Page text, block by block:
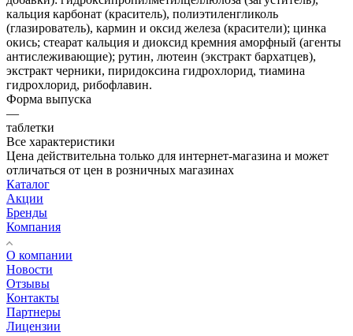
кальция карбонат (краситель), полиэтиленгликоль
(глазирователь), кармин и оксид железа (красители); цинка
окись; стеарат кальция и диоксид кремния аморфный (агенты
антислеживающие); рутин, лютеин (экстракт бархатцев),
экстракт черники, пиридоксина гидрохлорид, тиамина
гидрохлорид, рибофлавин.
Форма выпуска
—
таблетки
Все характеристики
Цена действительна только для интернет-магазина и может
отличаться от цен в розничных магазинах
Каталог
Акции
Бренды
Компания
О компании
Новости
Отзывы
Контакты
Партнеры
Лицензии